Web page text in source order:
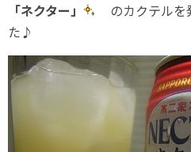
「ネクター」
のカクテルを
た♪